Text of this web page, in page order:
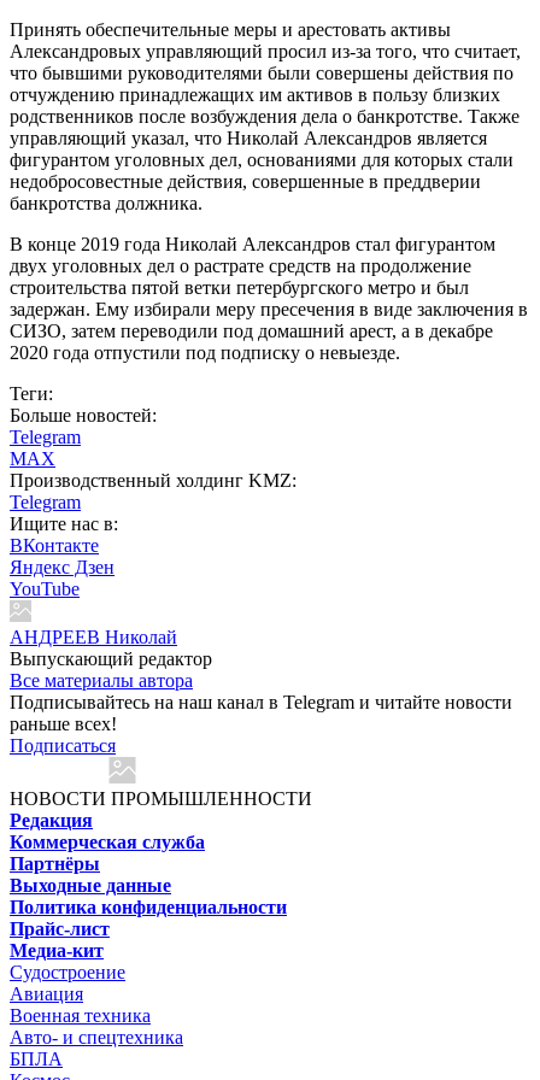
Принять обеспечительные меры и арестовать активы
Александровых управляющий просил из-за того, что считает,
что бывшими руководителями были совершены действия по
отчуждению принадлежащих им активов в пользу близких
родственников после возбуждения дела о банкротстве. Также
управляющий указал, что Николай Александров является
фигурантом уголовных дел, основаниями для которых стали
недобросовестные действия, совершенные в преддверии
банкротства должника.
В конце 2019 года Николай Александров стал фигурантом
двух уголовных дел о растрате средств на продолжение
строительства пятой ветки петербургского метро и был
задержан. Ему избирали меру пресечения в виде заключения в
СИЗО, затем переводили под домашний арест, а в декабре
2020 года отпустили под подписку о невыезде.
Теги:
Больше новостей:
Telegram
MAX
Производственный холдинг KMZ:
Telegram
Ищите нас в:
ВКонтакте
Яндекс Дзен
YouTube
АНДРЕЕВ Николай
Выпускающий редактор
Все материалы автора
Подписывайтесь на наш канал в Telegram и читайте новости
раньше всех!
Подписаться
НОВОСТИ ПРОМЫШЛЕННОСТИ
Редакция
Коммерческая служба
Партнёры
Выходные данные
Политика конфиденциальности
Прайс-лист
Медиа-кит
Судостроение
Авиация
Военная техника
Авто- и спецтехника
БПЛА